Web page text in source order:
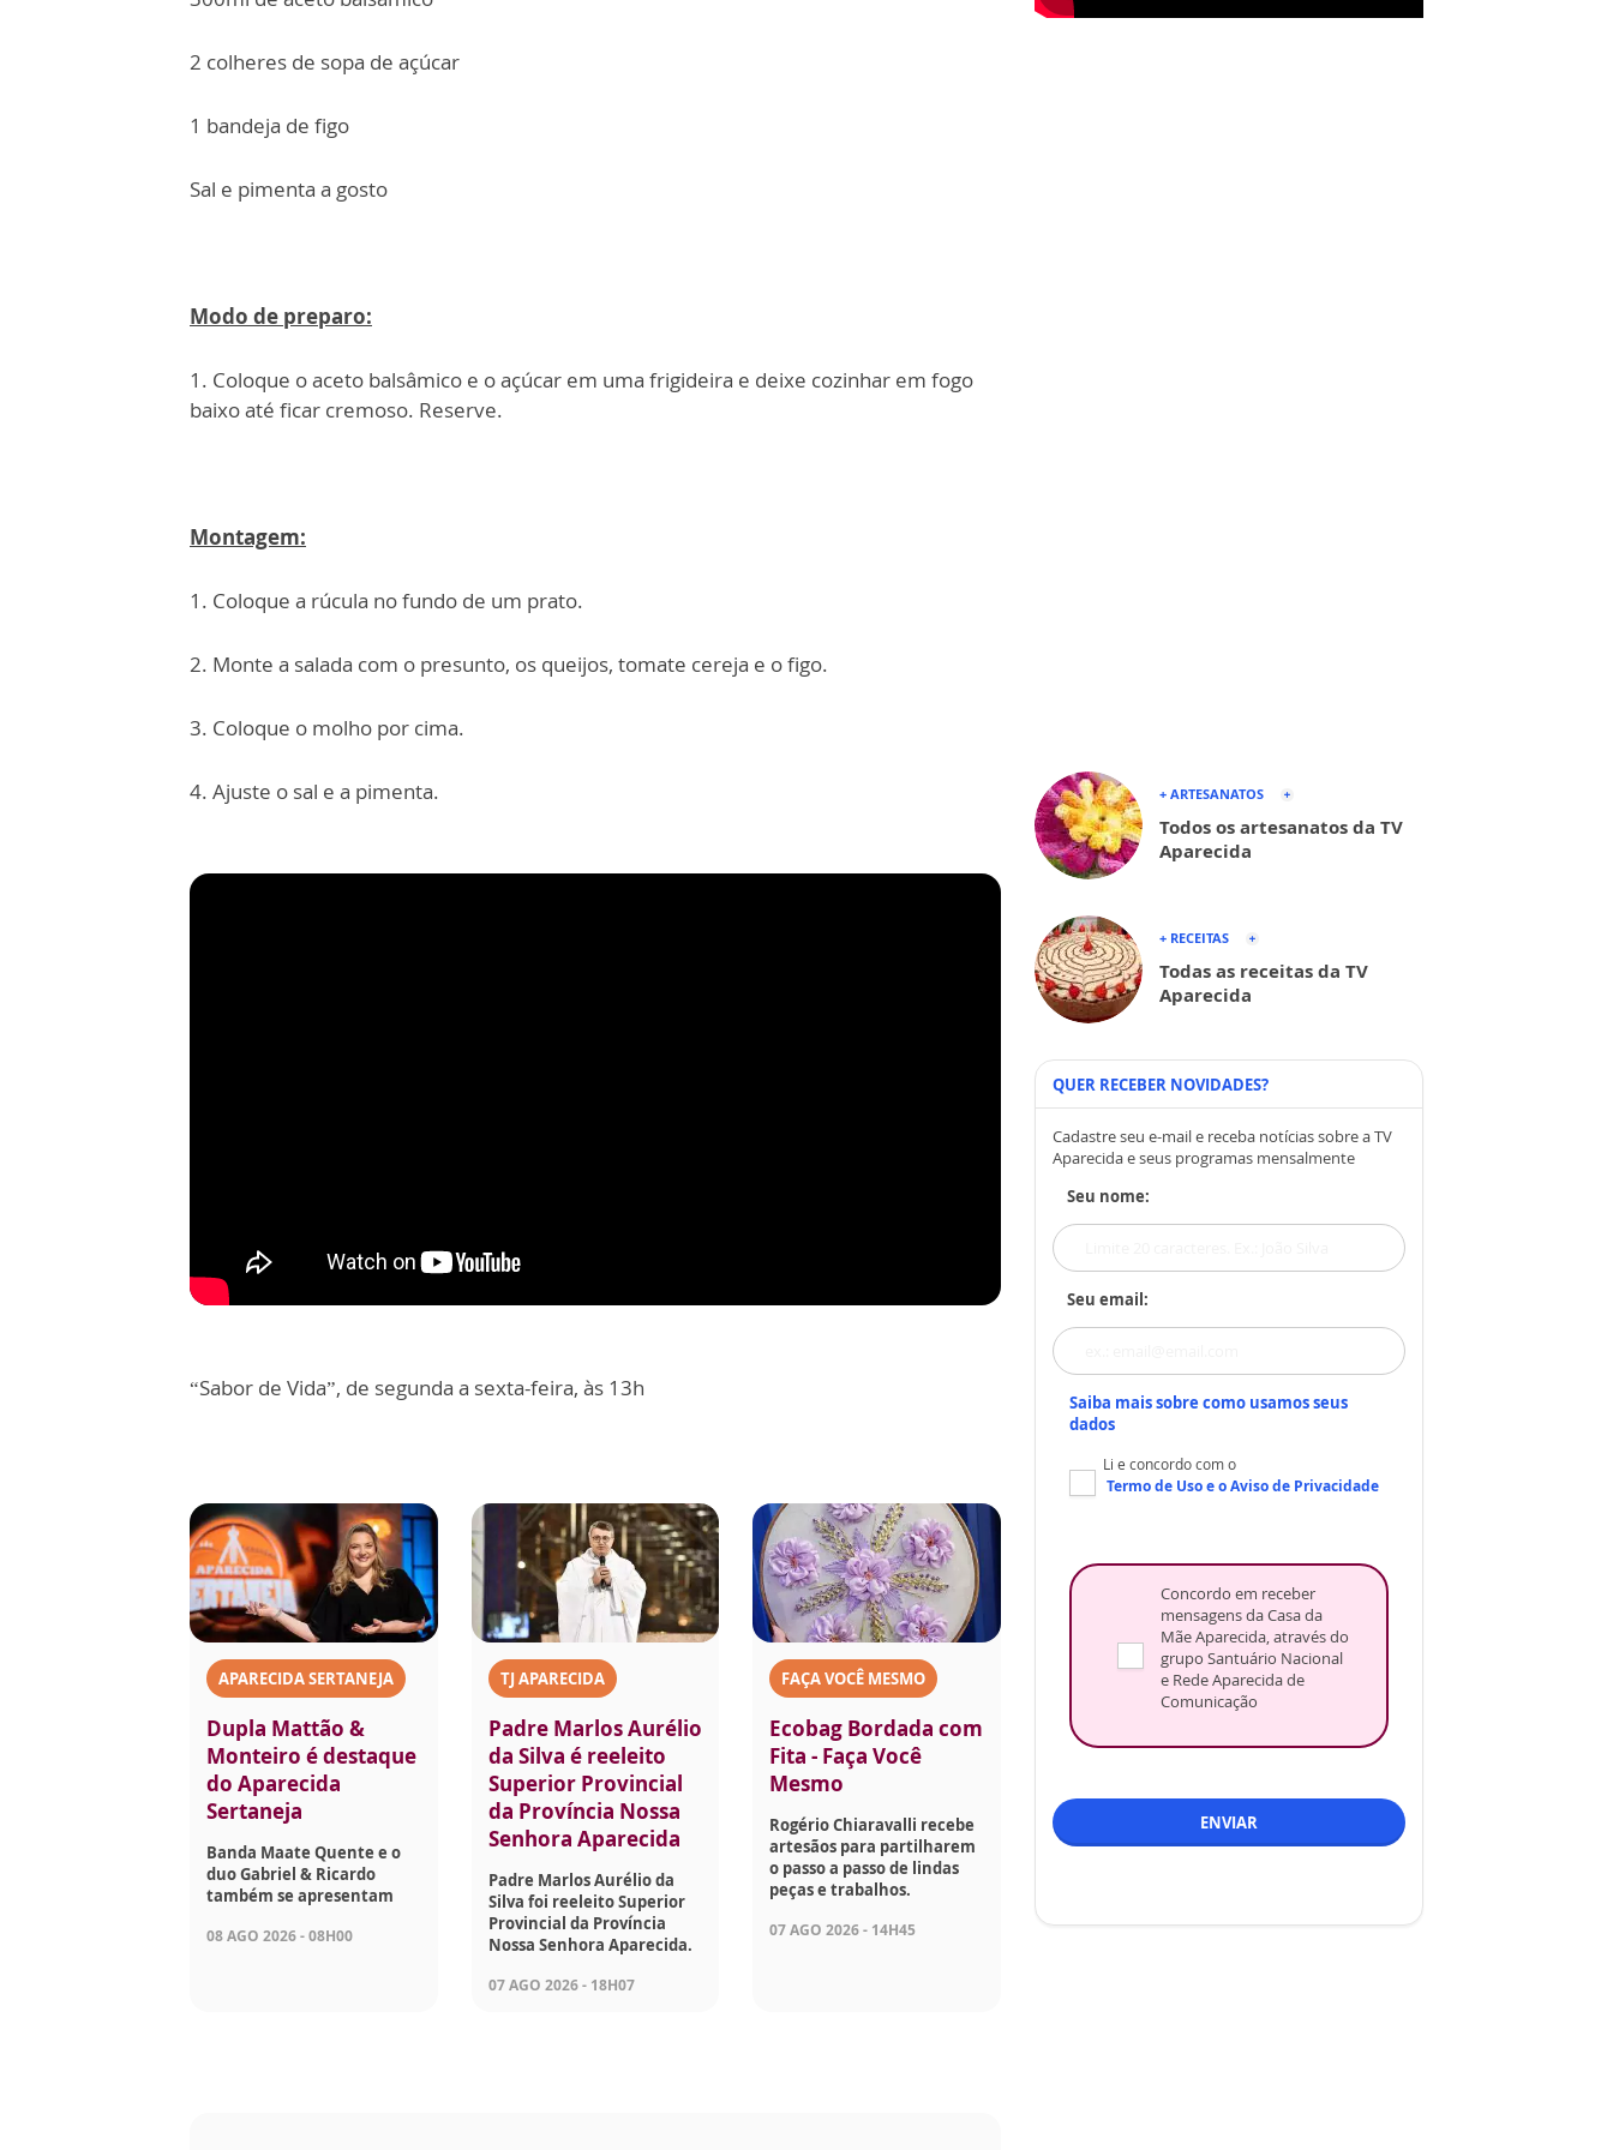
2 colheres de sopa de açúcar
1 bandeja de figo
Sal e pimenta a gosto
Modo de preparo:
1. Coloque o aceto balsâmico e o açúcar em uma frigideira e deixe cozinhar em fogo
baixo até ficar cremoso. Reserve.
Montagem:
1. Coloque a rúcula no fundo de um prato.
2. Monte a salada com o presunto, os queijos, tomate cereja e o figo.
3. Coloque o molho por cima.
4. Ajuste o sal e a pimenta.
“Sabor de Vida”, de segunda a sexta-feira, às 13h
APARECIDA SERTANEJA
Dupla Mattão &
Monteiro é destaque
do Aparecida
Sertaneja
Banda Maate Quente e o
duo Gabriel & Ricardo
também se apresentam
08 AGO 2026 - 08H00
TJ APARECIDA
Padre Marlos Aurélio
da Silva é reeleito
Superior Provincial
da Província Nossa
Senhora Aparecida
Padre Marlos Aurélio da
Silva foi reeleito Superior
Provincial da Província
Nossa Senhora Aparecida.
07 AGO 2026 - 18H07
FAÇA VOCÊ MESMO
Ecobag Bordada com
Fita - Faça Você
Mesmo
Rogério Chiaravalli recebe
artesãos para partilharem
o passo a passo de lindas
peças e trabalhos.
07 AGO 2026 - 14H45
+ ARTESANATOS
Todos os artesanatos da TV
Aparecida
+ RECEITAS
Todas as receitas da TV
Aparecida
QUER RECEBER NOVIDADES?
Cadastre seu e-mail e receba notícias sobre a TV
Aparecida e seus programas mensalmente
Seu nome:
Seu email:
Saiba mais sobre como usamos seus
dados
Li e concordo com o
Termo de Usoe oAviso de Privacidade
Concordo em receber
mensagens da Casa da
Mãe Aparecida, através do
grupo Santuário Nacional
e Rede Aparecida de
Comunicação
ENVIAR